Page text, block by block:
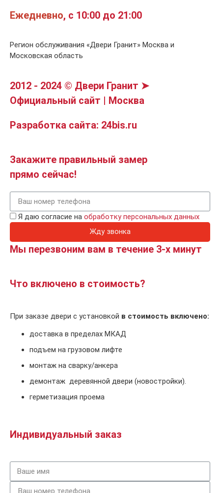
Ежедневно, с 10:00 до 21:00
Регион обслуживания «Двери Гранит» Москва и
Московская область
2012 - 2024 © Двери Гранит ➤
Официальный сайт | Москва
Разработка сайта: 24bis.ru
Закажите правильный замер
прямо сейчас!
Я даю согласие на обработку персональных данных
Жду звонка
Мы перезвоним вам в течение 3-х минут
Что включено в стоимость?
При заказе двери с установкой в стоимость включено:
доставка в пределах МКАД
подъем на грузовом лифте
монтаж на сварку/анкера
демонтаж деревянной двери (новостройки).
герметизация проема
Индивидуальный заказ